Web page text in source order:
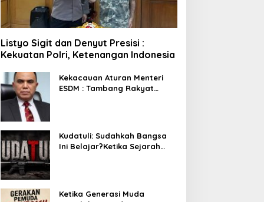
Listyo Sigit dan Denyut Presisi :
Kekuatan Polri, Ketenangan Indonesia
Kekacauan Aturan Menteri
ESDM : Tambang Rakyat
Kudatuli: Sudahkah Bangsa
Ini Belajar?Ketika Sejarah
Ketika Generasi Muda